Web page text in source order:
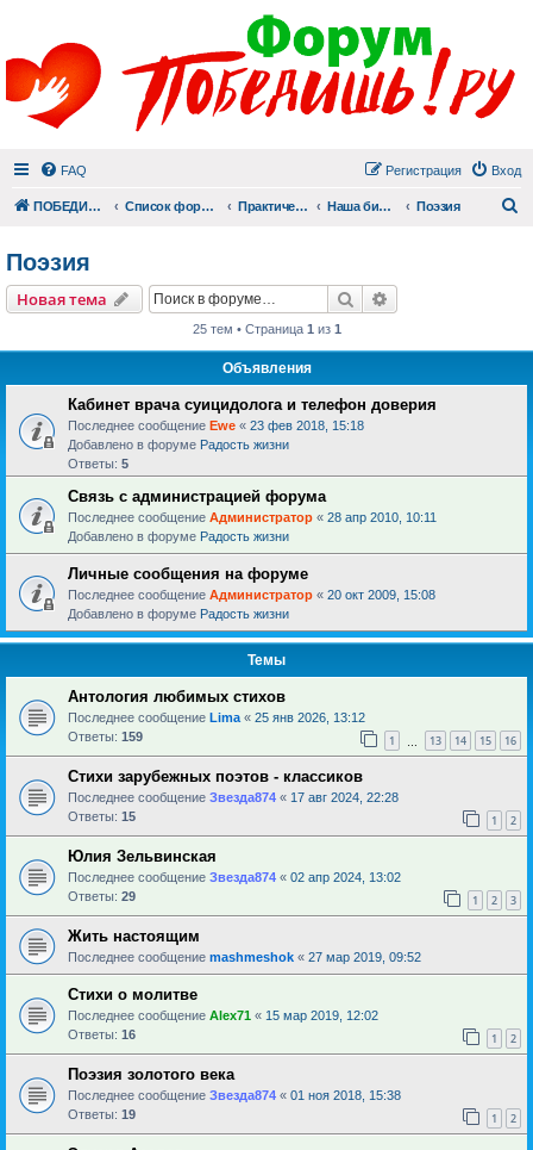
FAQ Вход
Регистрация
ПОБЕДИШЬ.РУ Список форумов Практический раздел Наша библиотека Поэзия
Поэзия
Новая тема Поиск
25 тем • Страница 1 из 1
Объявления
Кабинет врача суицидолога и телефон доверия
Последнее сообщение Ewe « 23 фев 2018, 15:18
Добавлено в форуме Радость жизни
Ответы: 5
Связь с администрацией форума
Последнее сообщение Администратор « 28 апр 2010, 10:11
Добавлено в форуме Радость жизни
Личные сообщения на форуме
Последнее сообщение Администратор « 20 окт 2009, 15:08
Добавлено в форуме Радость жизни
Темы
Антология любимых стихов
Последнее сообщение Lima « 25 янв 2026, 13:12
Ответы: 159 1 13 14 15 16
Стихи зарубежных поэтов - классиков
Последнее сообщение Звезда874 « 17 авг 2024, 22:28
Ответы: 15 1 2
Юлия Зельвинская
Последнее сообщение Звезда874 « 02 апр 2024, 13:02
Ответы: 29 1 2 3
Жить настоящим
Последнее сообщение mashmeshok « 27 мар 2019, 09:52
Стихи о молитве
Последнее сообщение Alex71 « 15 мар 2019, 12:02
Ответы: 16 1 2
Поэзия золотого века
Последнее сообщение Звезда874 « 01 ноя 2018, 15:38
Ответы: 19 1 2